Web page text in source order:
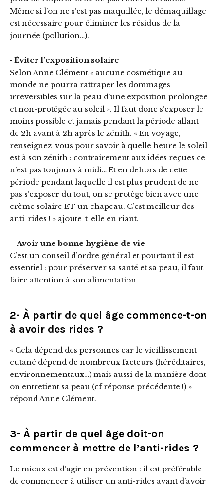
Même si l’on ne s’est pas maquillée, le démaquillage
est nécessaire pour éliminer les résidus de la
journée (pollution…).
⁃ Éviter l’exposition solaire
Selon Anne Clément « aucune cosmétique au
monde ne pourra rattraper les dommages
irréversibles sur la peau d’une exposition prolongée
et non-protégée au soleil ». Il faut donc s’exposer le
moins possible et jamais pendant la période allant
de 2h avant à 2h après le zénith. « En voyage,
renseignez-vous pour savoir à quelle heure le soleil
est à son zénith : contrairement aux idées reçues ce
n’est pas toujours à midi… Et en dehors de cette
période pendant laquelle il est plus prudent de ne
pas s’exposer du tout, on se protège bien avec une
crème solaire ET un chapeau. C’est meilleur des
anti-rides ! » ajoute-t-elle en riant.
– Avoir une bonne hygiène de vie
C’est un conseil d’ordre général et pourtant il est
essentiel : pour préserver sa santé et sa peau, il faut
faire attention à son alimentation…
2- À partir de quel âge commence-t-on
à avoir des rides ?
« Cela dépend des personnes car le vieillissement
cutané dépend de nombreux facteurs (héréditaires,
environnementaux…) mais aussi de la manière dont
on entretient sa peau (cf réponse précédente !) »
répond Anne Clément.
3- À partir de quel âge doit-on
commencer à mettre de l’anti-rides ?
Le mieux est d’agir en prévention : il est préférable
de commencer à utiliser un anti-rides avant d’avoir